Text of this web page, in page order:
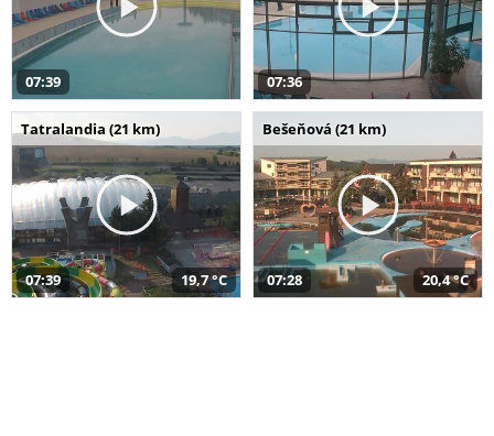
07:39 07:36
Tatralandia (21 km)
07:39 19,7 °C
Bešeňová (21 km)
07:28 20,4 °C